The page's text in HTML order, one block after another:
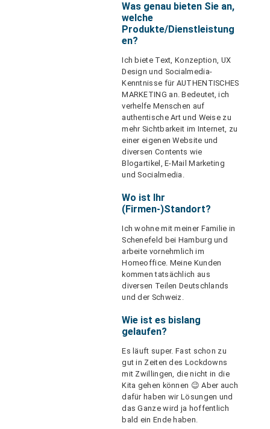
Was genau bieten Sie an,
welche
Produkte/Dienstleistung
en?
Ich biete Text, Konzeption, UX
Design und Socialmedia-
Kenntnisse für AUTHENTISCHES
MARKETING an. Bedeutet, ich
verhelfe Menschen auf
authentische Art und Weise zu
mehr Sichtbarkeit im Internet, zu
einer eigenen Website und
diversen Contents wie
Blogartikel, E-Mail Marketing
und Socialmedia.
Wo ist Ihr
(Firmen-)Standort?
Ich wohne mit meiner Familie in
Schenefeld bei Hamburg und
arbeite vornehmlich im
Homeoffice. Meine Kunden
kommen tatsächlich aus
diversen Teilen Deutschlands
und der Schweiz.
Wie ist es bislang
gelaufen?
Es läuft super. Fast schon zu
gut in Zeiten des Lockdowns
mit Zwillingen, die nicht in die
Kita gehen können 😉 Aber auch
dafür haben wir Lösungen und
das Ganze wird ja hoffentlich
bald ein Ende haben.